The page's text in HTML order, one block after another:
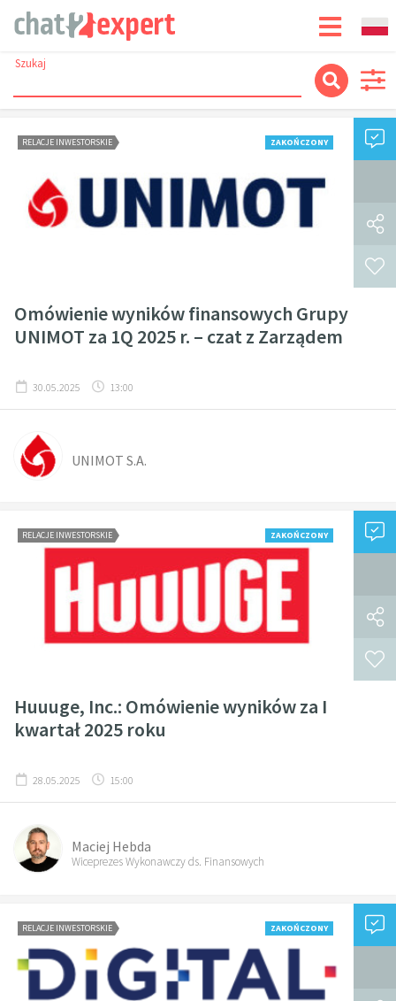
Szukaj
RELACJE INWESTORSKIE ZAKOŃCZONY
Omówienie wyników finansowych Grupy
UNIMOT za 1Q 2025 r. – czat z Zarządem
30.05.2025 13:00
UNIMOT S.A.
RELACJE INWESTORSKIE ZAKOŃCZONY
Huuuge, Inc.: Omówienie wyników za I
kwartał 2025 roku
28.05.2025 15:00
Maciej Hebda
Wiceprezes Wykonawczy ds. Finansowych
RELACJE INWESTORSKIE ZAKOŃCZONY